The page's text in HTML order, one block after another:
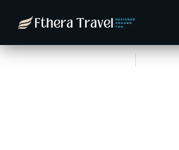
Προσφορές 6
Ιανουάριο